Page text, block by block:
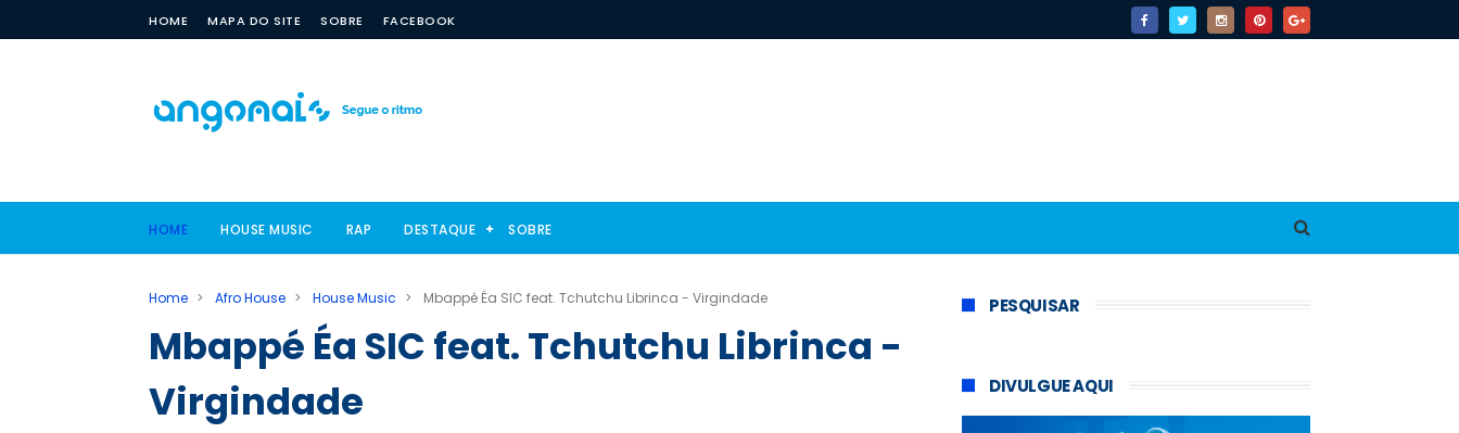
HOME MAPA DO SITE SOBRE FACEBOOK
HOME HOUSE MUSIC RAP DESTAQUE SOBRE
Home > Afro House > House Music > Mbappé Éa SIC feat. Tchutchu Librinca - Virgindade
Mbappé Éa SIC feat. Tchutchu Librinca -
Virgindade
PESQUISAR
DIVULGUE AQUI